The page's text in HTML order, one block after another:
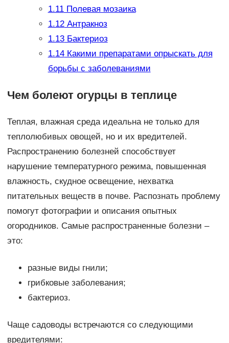
1.11Полевая мозаика
1.12Антракноз
1.13Бактериоз
1.14Какими препаратами опрыскать для
борьбы с заболеваниями
Чем болеют огурцы в теплице
Теплая, влажная среда идеальна не только для
теплолюбивых овощей, но и их вредителей.
Распространению болезней способствует
нарушение температурного режима, повышенная
влажность, скудное освещение, нехватка
питательных веществ в почве. Распознать проблему
помогут фотографии и описания опытных
огородников. Самые распространенные болезни –
это:
разные виды гнили;
грибковые заболевания;
бактериоз.
Чаще садоводы встречаются со следующими
вредителями: